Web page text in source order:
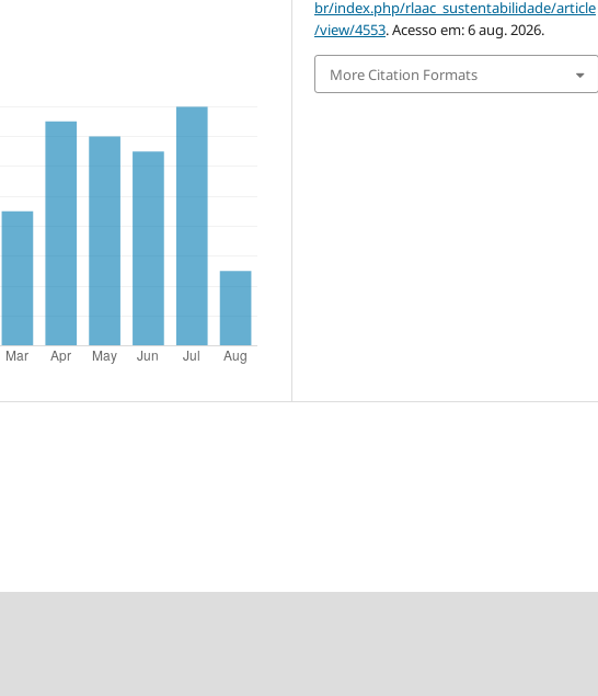
br/index.php/rlaac_sustentabilidade/article
/view/4553. Acesso em: 6 aug. 2026.
More Citation Formats